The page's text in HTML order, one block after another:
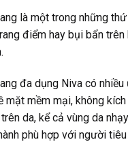
là một trong những
điểm hay bụi bẩn
đa dụng Niva có
mặt mềm mại, không
da, kể cả vùng da
phù hợp với người